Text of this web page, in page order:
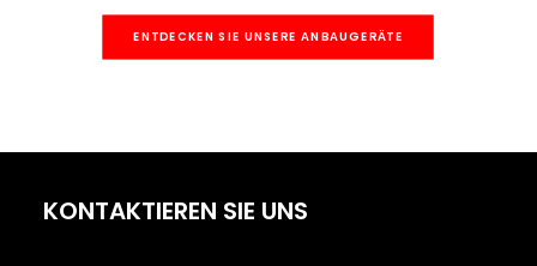
ENTDECKEN SIE UNSERE ANBAUGERÄTE
KONTAKTIEREN SIE UNS